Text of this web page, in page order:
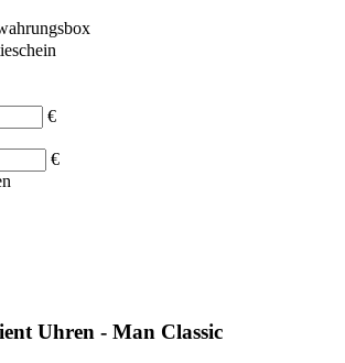
€
€
Uhren - Man Classic